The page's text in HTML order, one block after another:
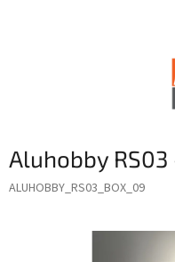
Aluhobby
ALUHOBBY_RS03_BOX_09